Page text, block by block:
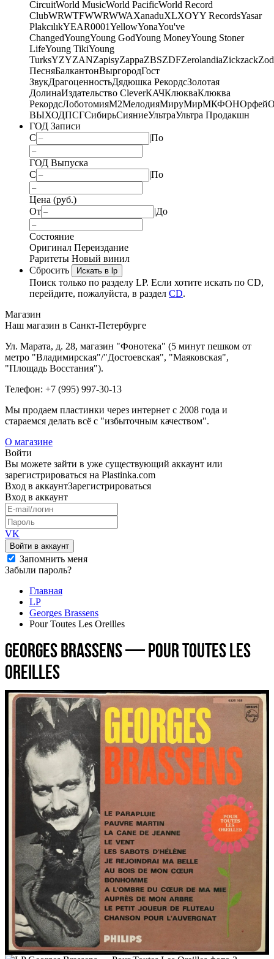
CircuitWorld MusicWorld PacificWorld Record
ClubWRWTFWWRWWAXanaduXLXOYY RecordsYasar
PlakcılıkYEAR0001YellowYonaYou've
ChangedYoungYoung GodYoung MoneyYoung Stoner
LifeYoung TikiYoung
TurksYZYZANZapisyZappaZBSZDFZerolandiaZickzack
ПесняБалкантонВыргородГост
ЗвукДрагоценностьДядюшка РекордсЗолотая
ДолинаИздательство CleverКАЧКлюкваКлюква
РекордсЛоботомияМ2МелодияМируМирМКФОНОрфей
ВЫХОДПСГСибирьСияниеУльтраУльтра Продакшн
ГОД Записи
С
|По
ГОД Выпуска
С
|По
Цена (руб.)
От
|До
Состояние
Оригинал Переиздание
Раритеты Новый винил
Сбросить
Искать в lp
Поиск только по разделу LP. Если хотите искать по CD,
перейдите, пожалуйста, в раздел CD.
Магазин
Наш магазин в Санкт-Петербурге
Ул. Марата, д. 28, магазин "Фонотека" (5 минут пешком от
метро "Владимирская"/"Достоевская", "Маяковская",
"Площадь Восстания").
Телефон: +7 (995) 997-30-13
Мы продаем пластинки через интернет c 2008 года и
стараемся делать всё с "избыточным качеством".
О магазине
Войти
Вы можете зайти в уже существующий аккаунт или
зарегистрироваться на Plastinka.com
Вход в аккаунтЗарегистрироваться
Вход в аккаунт
VK
Войти в аккаунт
Запомнить меня
Забыли пароль?
Главная
LP
Georges Brassens
Pour Toutes Les Oreilles
Georges Brassens — Pour Toutes Les
Oreilles